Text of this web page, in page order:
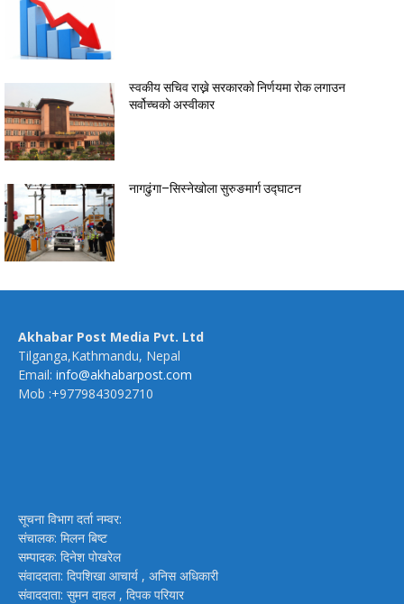
स्वकीय सचिव राख्ने सरकारको निर्णयमा रोक लगाउन
सर्वोच्चको अस्वीकार
नागढुंगा–सिस्नेखोला सुरुङमार्ग उद्घाटन
Akhabar Post Media Pvt. Ltd
Tilganga,Kathmandu, Nepal
Email: info@akhabarpost.com
Mob :+9779843092710
सूचना विभाग दर्ता नम्वर:
संचालक: मिलन बिष्ट
सम्पादक: दिनेश पोखरेल
संवाददाता: दिपशिखा आचार्य , अनिस अधिकारी
संवाददाता: सुमन दाहल , दिपक परियार